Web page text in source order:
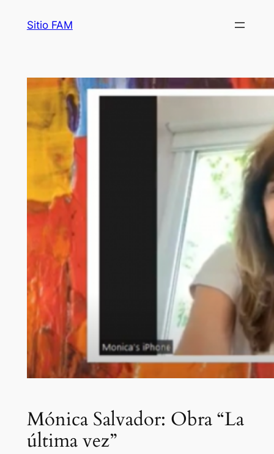
Sitio FAM
Mónica Salvador: Obra “La
última vez”